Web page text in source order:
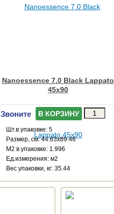
Nanoessence 7.0 Black Lappato
45x90
Звоните В КОРЗИНУ
Шт.в упаковке: 5
Размер, см: 44.63x89.46
М2 в упаковке: 1.996
Ед.измерения: м2
Веc упаковки, кг: 35.44